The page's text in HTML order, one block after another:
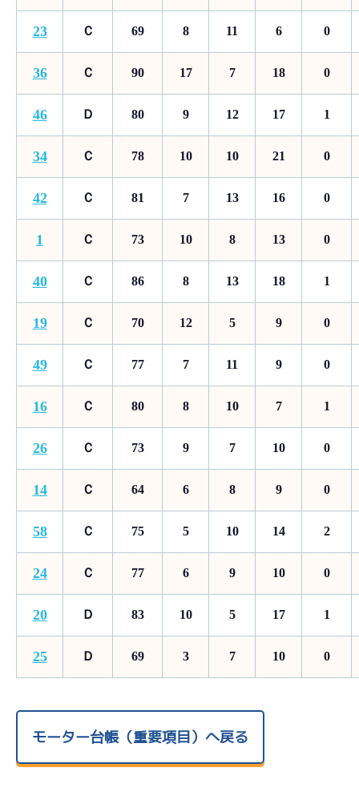
23 Ｃ 69 8 11 6 0
36 Ｃ 90 17 7 18 0
46 Ｄ 80 9 12 17 1
34 Ｃ 78 10 10 21 0
42 Ｃ 81 7 13 16 0
1 Ｃ 73 10 8 13 0
40 Ｃ 86 8 13 18 1
19 Ｃ 70 12 5 9 0
49 Ｃ 77 7 11 9 0
16 Ｃ 80 8 10 7 1
26 Ｃ 73 9 7 10 0
14 Ｃ 64 6 8 9 0
58 Ｃ 75 5 10 14 2
24 Ｃ 77 6 9 10 0
20 Ｄ 83 10 5 17 1
25 Ｄ 69 3 7 10 0
モーター台帳（重要項目）へ戻る